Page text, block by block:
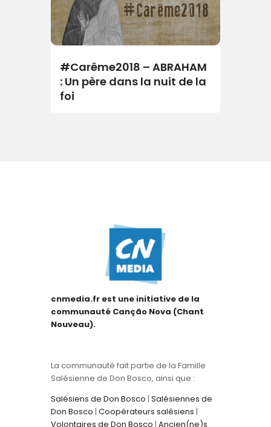
#Carême2018 – ABRAHAM
: Un père dans la nuit de la
foi
cnmedia.fr est une initiative de la
communauté Canção Nova (Chant
Nouveau).
La communauté fait partie de la Famille
Salésienne de Don Bosco, ainsi que :
Salésiens de Don Bosco | Salésiennes de
Don Bosco | Coopérateurs salésiens |
Volontaires de Don Bosco | Ancien(ne)s